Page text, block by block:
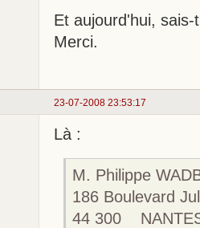
Et aujourd'hui,
Merci.
23-07-2008 23:53:17
Là :
M. Philippe
186 Boulevard
44 300